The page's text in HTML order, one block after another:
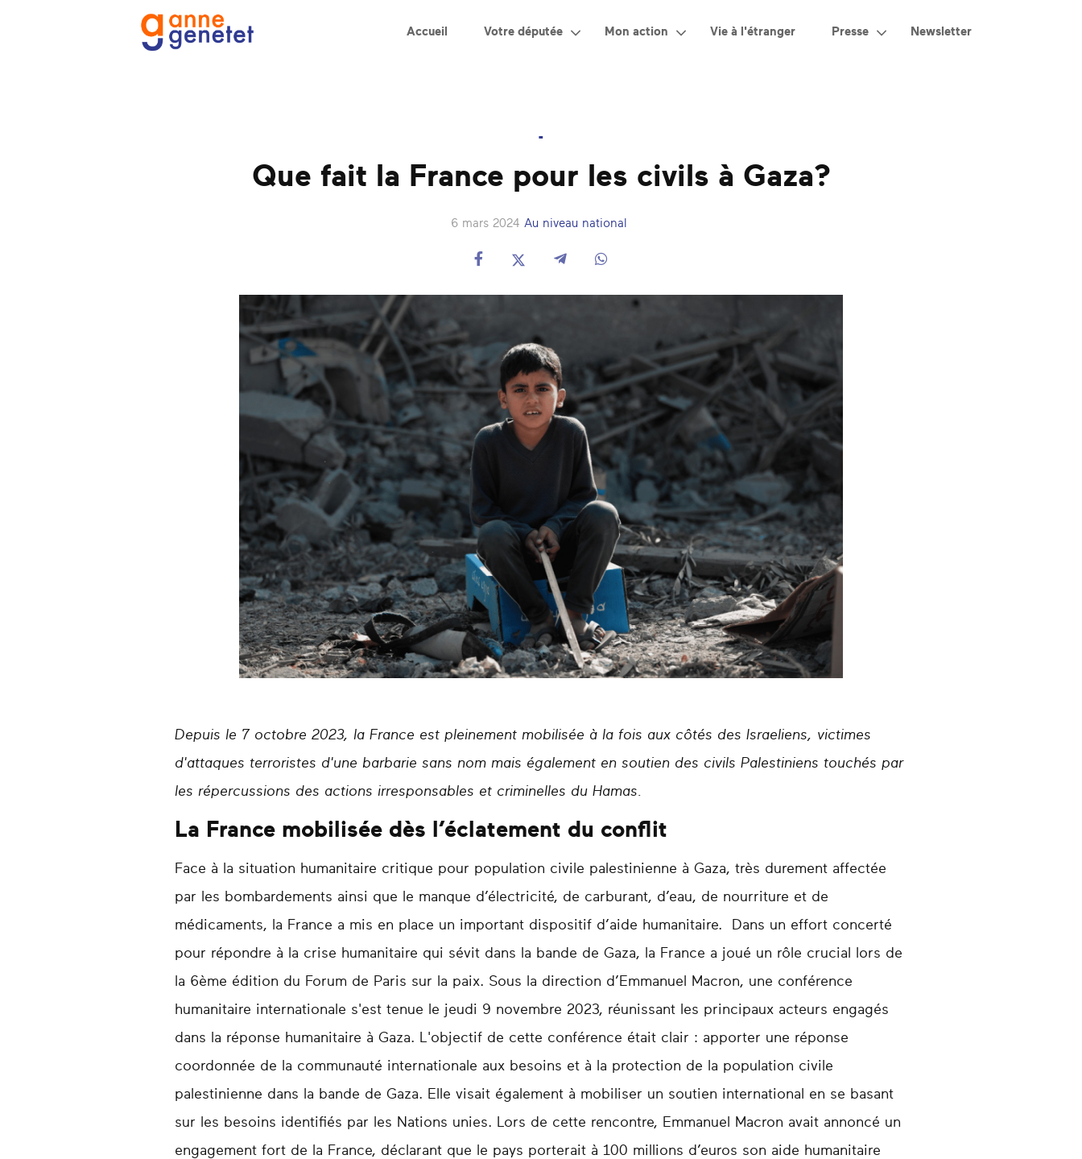
Accueil Votre députée Mon action Vie à l'étranger Presse Newsletter
-
Que fait la France pour les civils à Gaza?
6 mars 2024 Au niveau national
Depuis le 7 octobre 2023, la France est pleinement mobilisée à la fois aux côtés des Israeliens, victimes
d'attaques terroristes d'une barbarie sans nom mais également en soutien des civils Palestiniens touchés par
les répercussions des actions irresponsables et criminelles du Hamas.
La France mobilisée dès l’éclatement du conflit
Face à la situation humanitaire critique pour population civile palestinienne à Gaza, très durement affectée
par les bombardements ainsi que le manque d’électricité, de carburant, d’eau, de nourriture et de
médicaments, la France a mis en place un important dispositif d’aide humanitaire. Dans un effort concerté
pour répondre à la crise humanitaire qui sévit dans la bande de Gaza, la France a joué un rôle crucial lors de
la 6ème édition du Forum de Paris sur la paix. Sous la direction d’Emmanuel Macron, une conférence
humanitaire internationale s'est tenue le jeudi 9 novembre 2023, réunissant les principaux acteurs engagés
dans la réponse humanitaire à Gaza. L'objectif de cette conférence était clair : apporter une réponse
coordonnée de la communauté internationale aux besoins et à la protection de la population civile
palestinienne dans la bande de Gaza. Elle visait également à mobiliser un soutien international en se basant
sur les besoins identifiés par les Nations unies. Lors de cette rencontre, Emmanuel Macron avait annoncé un
engagement fort de la France, déclarant que le pays porterait à 100 millions d’euros son aide humanitaire